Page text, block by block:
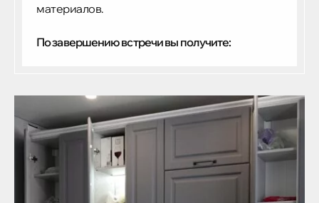
материалов.
По завершению встречи вы получите: